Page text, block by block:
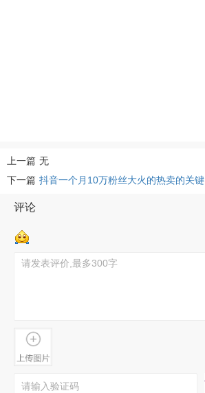
上一篇 无
下一篇 抖音一个月10万粉丝大火的热卖的关键
评论